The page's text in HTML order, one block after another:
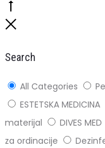
Search
All Categories
ESTETSKA MEDICINA
materijal
DIVES MED
za ordinacije